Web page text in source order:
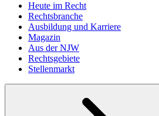
Heute im Recht
Rechtsbranche
Ausbildung und Karriere
Magazin
Aus der NJW
Rechtsgebiete
Stellenmarkt